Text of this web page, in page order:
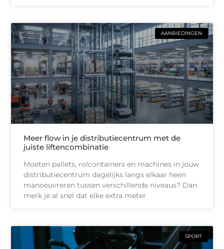
AANBIEDINGEN
Meer flow in je distributiecentrum met de
juiste liftencombinatie
Moeten pallets, rolcontainers en machines in jouw
distributiecentrum dagelijks langs elkaar heen
manoeuvreren tussen verschillende niveaus? Dan
merk je al snel dat elke extra meter
SPORT